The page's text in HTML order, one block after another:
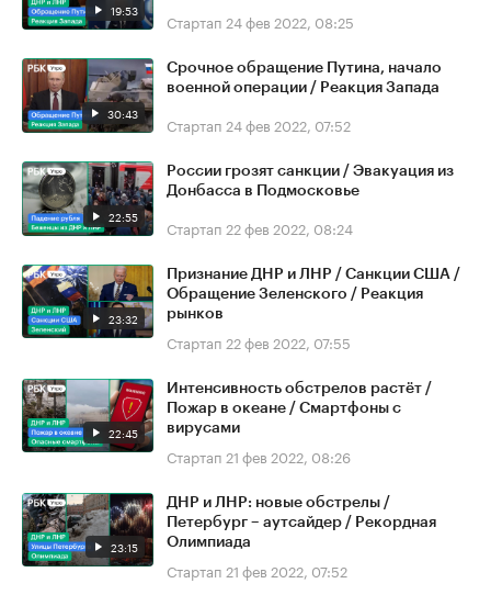
19:53 Стартап 24 фев 2022, 08:25
30:43
Срочное обращение Путина, начало
военной операции / Реакция Запада
Стартап 24 фев 2022, 07:52
22:55
России грозят санкции / Эвакуация из
Донбасса в Подмосковье
Стартап 22 фев 2022, 08:24
23:32
Признание ДНР и ЛНР / Санкции США /
Обращение Зеленского / Реакция
рынков
Стартап 22 фев 2022, 07:55
22:45
Интенсивность обстрелов растёт /
Пожар в океане / Смартфоны с
вирусами
Стартап 21 фев 2022, 08:26
23:15
ДНР и ЛНР: новые обстрелы /
Петербург – аутсайдер / Рекордная
Олимпиада
Стартап 21 фев 2022, 07:52